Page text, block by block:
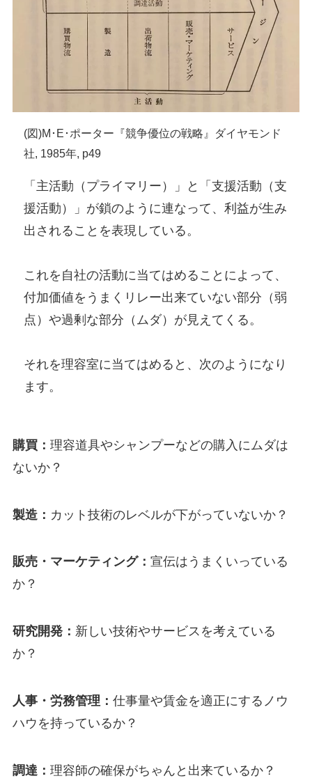
(図)M･E･ポーター『競争優位の戦略』ダイヤモンド
社, 1985年, p49
「主活動（プライマリー）」と「支援活動（支
援活動）」が鎖のように連なって、利益が生み
出されることを表現している。
これを自社の活動に当てはめることによって、
付加価値をうまくリレー出来ていない部分（弱
点）や過剰な部分（ムダ）が見えてくる。
それを理容室に当てはめると、次のようになり
ます。
購買： 理容道具やシャンプーなどの購入にムダは
ないか？
製造： カット技術のレベルが下がっていないか？
販売・マーケティング： 宣伝はうまくいっている
か？
研究開発： 新しい技術やサービスを考えている
か？
人事・労務管理： 仕事量や賃金を適正にするノウ
ハウを持っているか？
調達： 理容師の確保がちゃんと出来ているか？